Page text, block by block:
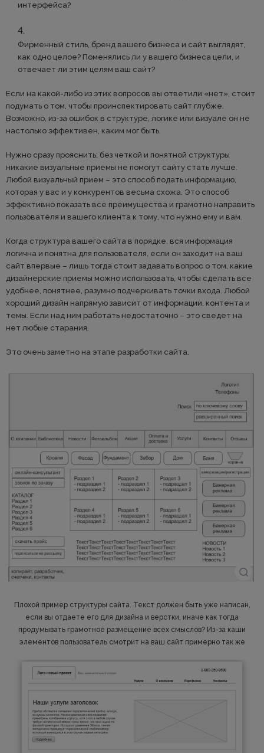
интерфейса?
Фирменный стиль, бренд вашего бизнеса и сайт выглядят,
как одно целое? Поменялись ли у вашего бизнеса цели, и
отвечает ли этим целям ваш сайт?
Если на какой-либо из этих вопросов вы ответили «нет», стоит
подумать о том, чтобы проинспектировать сайт глубже.
Возможно, из-за ошибок в структуре, логике или визуале он не
настолько эффективен, каким мог быть.
Нужно сразу прояснить: без четкой и понятной структуры
никакие визуальные приемы не помогут сайту стать лучше.
Любой визуальный прием – это способ подать информацию,
которая у вас и у конкурентов весьма схожа. Это способ
эффективно показать все преимущества и грамотно направить
пользователя и вашего клиента к тому, что нужно ему и вам.
Когда структура вашего сайта в порядке, вся информация
логична и понятна для пользователя, если он заходит на ваш
сайт впервые – лишь тогда стоит задавать вопрос о том, какие
дизайнерские приемы можно использовать, чтобы сделать все
удобнее, понятнее, разумно подчеркивать точки входа. Любой
хороший дизайн напрямую зависит от информации, контента и
темы. Если над ним работать недостаточно – это сведет на
нет любые старания.
Это очень заметно на этапе разработки сайта.
Плохой пример структуры сайта. Текст должен быть уже написан,
если вы отдаете его для дизайна и верстки, иначе как тогда
продумывать грамотное размещение всех смыслов? Из-за каши
элементов пользователь смотрит на ваш сайт примерно так же